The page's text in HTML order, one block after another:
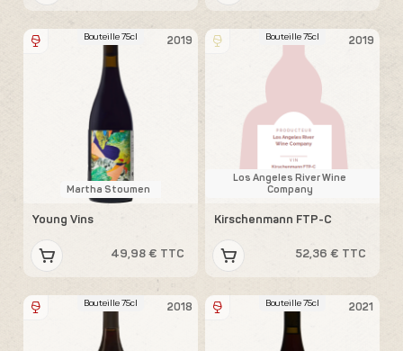
2019
Bouteille 75cl
Martha Stoumen
Young Vins
49,98 € TTC
2019
Bouteille 75cl
Los Angeles River Wine
Company
Kirschenmann FTP-C
52,36 € TTC
2018
Bouteille 75cl 2021
Bouteille 75cl